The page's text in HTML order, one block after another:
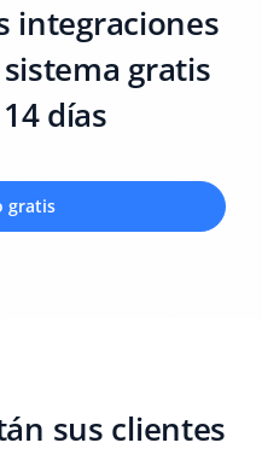
integraciones
gratis
días
gratis
sus clientes